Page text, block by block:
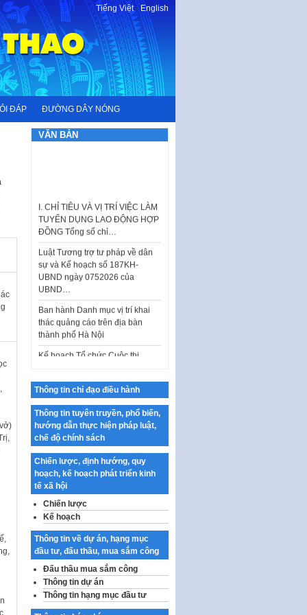
Tiếng Việt-English
ĐÁP ĐƯỜNG DÂY NÓNG
VĂN BẢN
TUYỂN DỤNG LAO ĐỘNG HỢP
ĐỒNG Tổng số chỉ…
Luật Tương trợ tư pháp về dân
sự và Kế hoạch số 187KH-
UBND ngày 0752026 của
UBND…
Ban hành Danh mục vị trí khai
thác quảng cáo trên địa bàn
thành phố Hà Nội
Kế hoạch Tổ chức Cuộc thi
chính luận về bảo vệ nền tảng tư
Công bố công khai dự toán kinh
thiện thể chế, chính…
Quy định về nghiên cứu, ứng
dụng khoa học, công nghệ, đổi
mới sáng tạo và chuyển…
Quy định chi tiết và hướng dẫn
thi hành một số điều của Luật Lý
lịch tư…
Sửa đổi, bổ sung một số nội
dung tại Nghị quyết số 30/NQ-
CP ngày 24 tháng 02…
Ban hành Chương trình hành
động của Chính phủ thực hiện
Nghị quyết số 02-NQ/TW ngày
17…
Thông tin chỉ đạo điều hành
Thông tin tuyên truyền, phổ biến,
hướng dẫn thực hiện pháp luật,
chế độ chính sách
Chiến lược, định hướng, quy
hoạch, kế hoạch phát triển kinh
tế xã hội
Chiến lược
Kế hoạch
Thông tin về dự án, hạng mục
đầu tư, đấu thầu, mua sắm công
Đấu thầu mua sắm công
Thông tin dự án
Thông tin hạng mục đầu tư